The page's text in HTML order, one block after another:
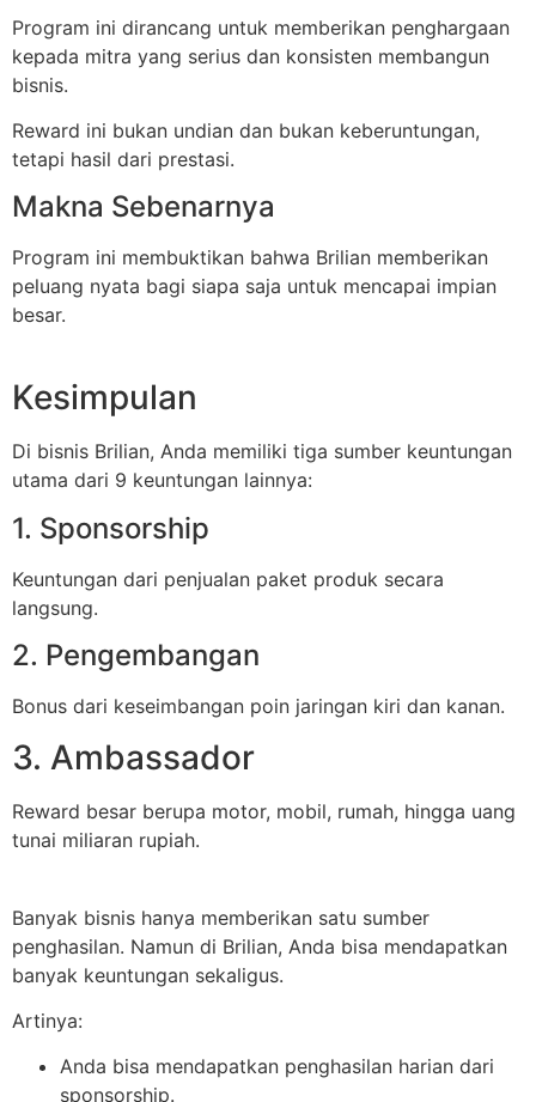
Program ini dirancang untuk memberikan penghargaan
kepada mitra yang serius dan konsisten membangun
bisnis.
Reward ini bukan undian dan bukan keberuntungan,
tetapi hasil dari prestasi.
Makna Sebenarnya
Program ini membuktikan bahwa Brilian memberikan
peluang nyata bagi siapa saja untuk mencapai impian
besar.
Kesimpulan
Di bisnis Brilian, Anda memiliki tiga sumber keuntungan
utama dari 9 keuntungan lainnya:
1. Sponsorship
Keuntungan dari penjualan paket produk secara
langsung.
2. Pengembangan
Bonus dari keseimbangan poin jaringan kiri dan kanan.
3. Ambassador
Reward besar berupa motor, mobil, rumah, hingga uang
tunai miliaran rupiah.
Banyak bisnis hanya memberikan satu sumber
penghasilan. Namun di Brilian, Anda bisa mendapatkan
banyak keuntungan sekaligus.
Artinya:
Anda bisa mendapatkan penghasilan harian dari
sponsorship.